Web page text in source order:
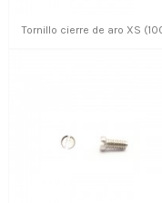
Tornillo cierre de aro XS